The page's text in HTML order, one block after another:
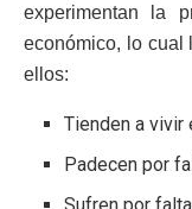
experimentan la
económico, lo cual
ellos:
Tienden a vivir
Padecen por
Sufren por